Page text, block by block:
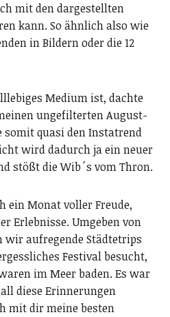
mit den dargestellten
kann. So ähnlich also wie
in Bildern oder die 12
Medium ist, dachte
ungefilterten August-
somit quasi den Instatrend
wird dadurch ja ein neuer
stößt die Wib´s vom Thron.
ein Monat voller Freude,
Erlebnisse. Umgeben von
wir aufregende Städtetrips
Festival besucht,
im Meer baden. Es war
diese Erinnerungen
mit dir meine besten